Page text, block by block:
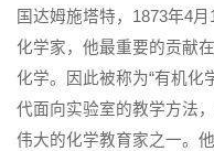
国达姆施塔特，1873年4
化学家，他最重要的贡献
化学。因此被称为“有机化
代面向实验室的教学方法
伟大的化学教育家之一。